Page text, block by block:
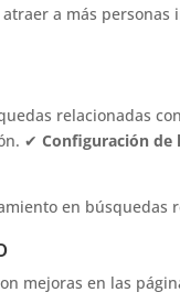
a más
relacionadas
✔ Configuración de
en búsquedas
mejoras en las